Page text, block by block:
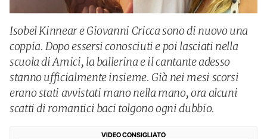
Isobel Kinnear e Giovanni Cricca sono di nuovo una
coppia. Dopo essersi conosciuti e poi lasciati nella
scuola di Amici, la ballerina e il cantante adesso
stanno ufficialmente insieme. Già nei mesi scorsi
erano stati avvistati mano nella mano, ora alcuni
scatti di romantici baci tolgono ogni dubbio.
VIDEO CONSIGLIATO